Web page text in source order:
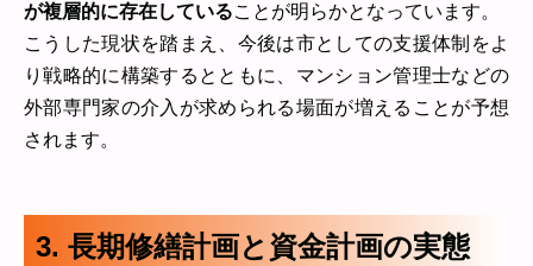
が複層的に存在していることが明らかとなっています。
こうした現状を踏まえ、今後は市としての支援体制をよ
り戦略的に構築するとともに、マンション管理士などの
外部専門家の介入が求められる場面が増えることが予想
されます。
3. 長期修繕計画と資金計画の実態